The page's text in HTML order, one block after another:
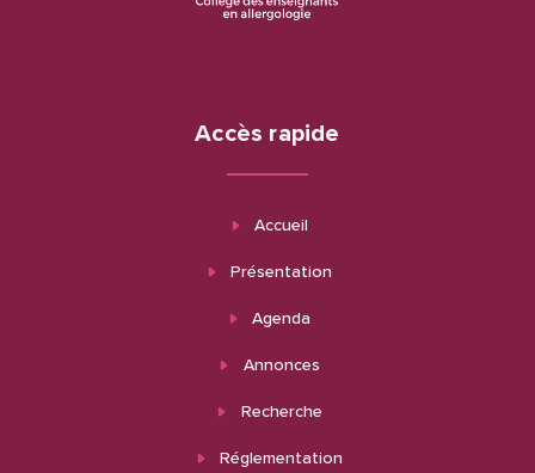
Accès rapide
Accueil
Présentation
Agenda
Annonces
Recherche
Réglementation